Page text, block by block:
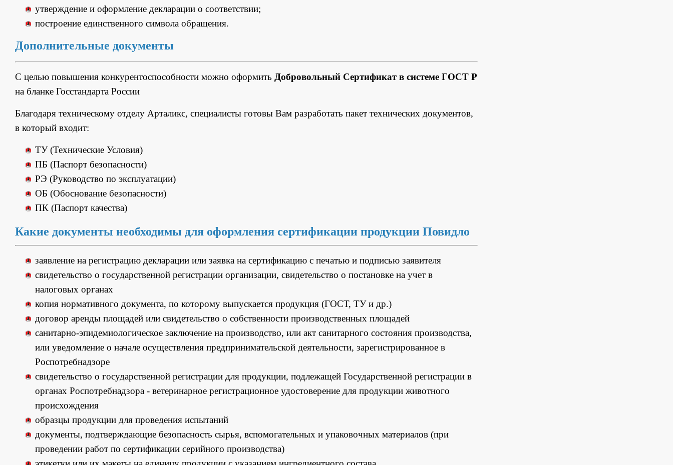
утверждение и оформление декларации о соответствии;
построение единственного символа обращения.
Дополнительные документы
С целью повышения конкурентоспособности можно оформить Добровольный Сертификат в системе ГОСТ Р
на бланке Госстандарта России
Благодаря техническому отделу Арталикс, специалисты готовы Вам разработать пакет технических документов,
в который входит:
ТУ (Технические Условия)
ПБ (Паспорт безопасности)
РЭ (Руководство по эксплуатации)
ОБ (Обоснование безопасности)
ПК (Паспорт качества)
Какие документы необходимы для оформления сертификации продукции Повидло
заявление на регистрацию декларации или заявка на сертификацию с печатью и подписью заявителя
свидетельство о государственной регистрации организации, свидетельство о постановке на учет в
налоговых органах
копия нормативного документа, по которому выпускается продукция (ГОСТ, ТУ и др.)
договор аренды площадей или свидетельство о собственности производственных площадей
санитарно-эпидемиологическое заключение на производство, или акт санитарного состояния производства,
или уведомление о начале осуществления предпринимательской деятельности, зарегистрированное в
Роспотребнадзоре
свидетельство о государственной регистрации для продукции, подлежащей Государственной регистрации в
органах Роспотребнадзора - ветеринарное регистрационное удостоверение для продукции животного
происхождения
образцы продукции для проведения испытаний
документы, подтверждающие безопасность сырья, вспомогательных и упаковочных материалов (при
проведении работ по сертификации серийного производства)